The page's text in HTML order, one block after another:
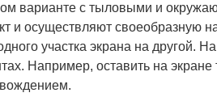
варианте с тыловыми и
и осуществляют своеобразную
участка экрана на другой.
Например, оставить на экране